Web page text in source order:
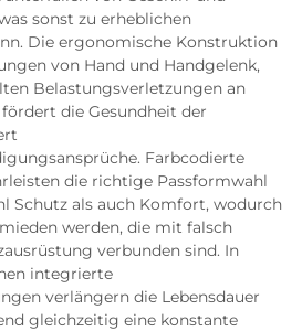
sonst zu erheblichen
Die ergonomische Konstruktion
von Hand und Handgelenk,
Belastungsverletzungen an
die Gesundheit der
Farbcodierte
die richtige Passformwahl
Schutz als auch Komfort, wodurch
werden, die mit falsch
verbunden sind. In
integrierte
verlängern die Lebensdauer
gleichzeitig eine konstante